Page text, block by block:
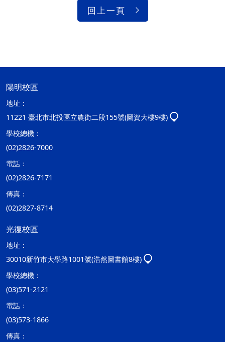
回上一頁
陽明校區
地址：
11221 臺北市北投區立農街二段155號(圖資大樓9樓)
學校總機：
(02)2826-7000
電話：
(02)2826-7171
傳真：
(02)2827-8714
光復校區
地址：
30010新竹市大學路1001號(浩然圖書館8樓)
學校總機：
(03)571-2121
電話：
(03)573-1866
傳真：